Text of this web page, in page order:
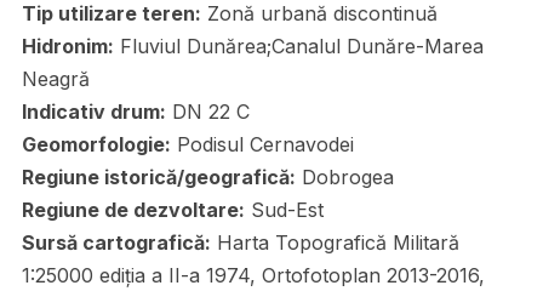
Tip utilizare teren: Zonă urbană discontinuă
Hidronim: Fluviul Dunărea;Canalul Dunăre-Marea
Neagră
Indicativ drum: DN 22 C
Geomorfologie: Podisul Cernavodei
Regiune istorică/geografică: Dobrogea
Regiune de dezvoltare: Sud-Est
Sursă cartografică: Harta Topografică Militară
1:25000 ediția a II-a 1974, Ortofotoplan 2013-2016,